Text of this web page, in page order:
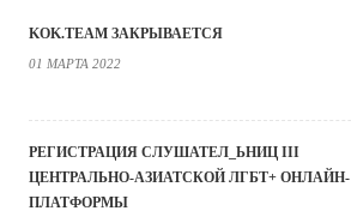
KOK.TEAM ЗАКРЫВАЕТСЯ
01 МАРТА 2022
РЕГИСТРАЦИЯ СЛУШАТЕЛ_ЬНИЦ III
ЦЕНТРАЛЬНО-АЗИАТСКОЙ ЛГБТ+ ОНЛАЙН-
ПЛАТФОРМЫ